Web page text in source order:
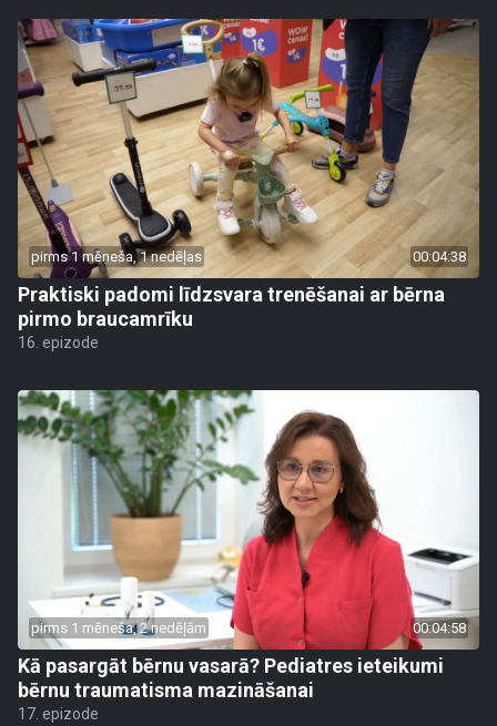
pirms 1 mēneša, 1 nedēļas 00:04:38
Praktiski padomi līdzsvara trenēšanai ar bērna
pirmo braucamrīku
16. epizode
pirms 1 mēneša, 2 nedēļām 00:04:58
Kā pasargāt bērnu vasarā? Pediatres ieteikumi
bērnu traumatisma mazināšanai
17. epizode